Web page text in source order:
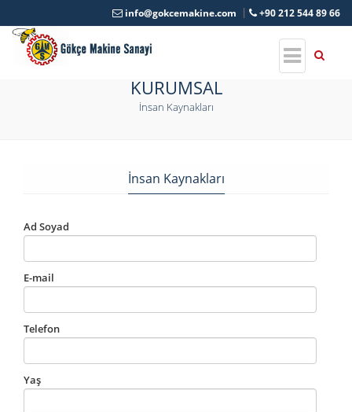
info@gokcemakine.com +90 212 544 89 66
KURUMSAL
İnsan Kaynakları
İnsan Kaynakları
Ad Soyad
E-mail
Telefon
Yaş